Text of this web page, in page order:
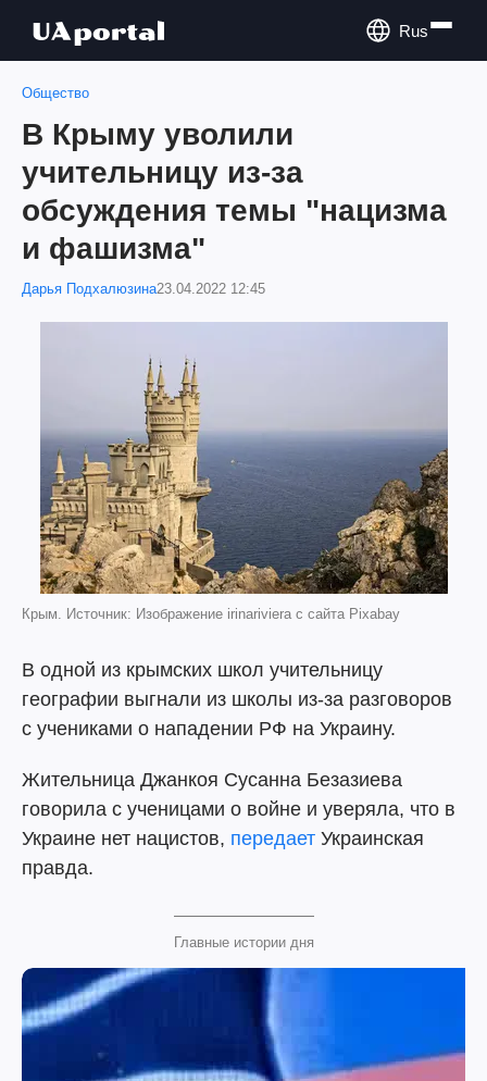
Rus
Общество
В Крыму уволили
учительницу из-за
обсуждения темы "нацизма
и фашизма"
Дарья Подхалюзина23.04.2022 12:45
Крым. Источник: Изображение irinariviera с сайта Pixabay
В одной из крымских школ учительницу
географии выгнали из школы из-за разговоров
с учениками о нападении РФ на Украину.
Жительница Джанкоя Сусанна Безазиева
говорила с ученицами о войне и уверяла, что в
Украине нет нацистов, передает Украинская
правда.
Главные истории дня